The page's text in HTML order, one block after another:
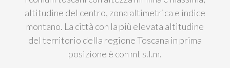
altitudine del centro, zona altimetrica e indice
montano. La città con la più elevata altitudine
del territorio della regione Toscana in prima
posizione è con mt s.l.m.